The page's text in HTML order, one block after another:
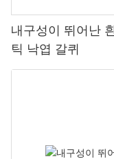
내구성이 뛰어난
틱 낙엽 갈퀴